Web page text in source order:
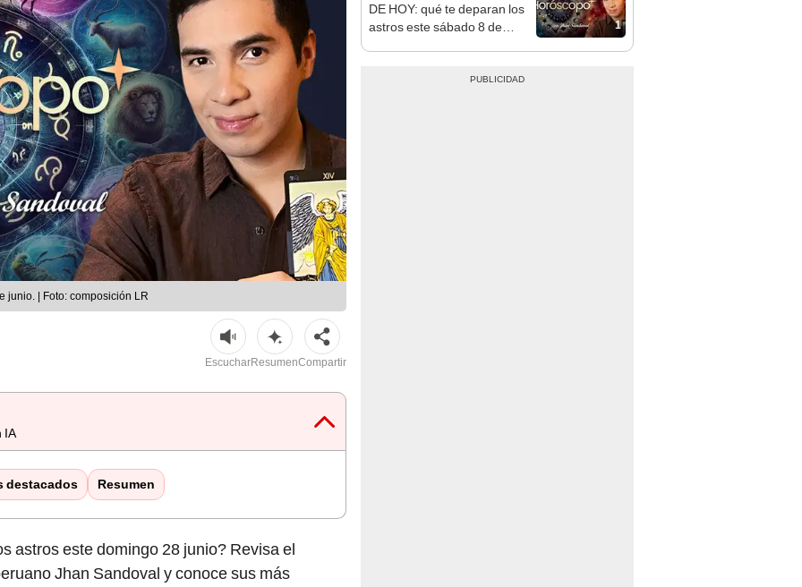
junio. | Foto: composición LR
EscucharResumenCompartir
IA
destacados Resumen
astros este domingo 28 junio? Revisa el
Jhan Sandoval y conoce sus más
1
DE HOY: qué te deparan los
astros este sábado 8 de